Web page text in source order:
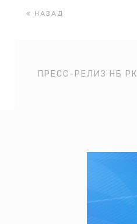
НАЗАД
ПРЕСС-РЕЛИЗ НБ РК